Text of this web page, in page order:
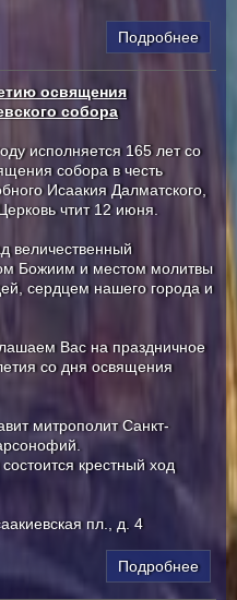
Подробнее
освящения
собора
исполняется 165 лет со
собора в честь
Исаакия Далматского,
чтит 12 июня.
величественный
Божиим и местом молитвы
сердцем нашего города и
Вас на праздничное
со дня освящения
митрополит Санкт-
крестный ход
пл., д. 4
Подробнее